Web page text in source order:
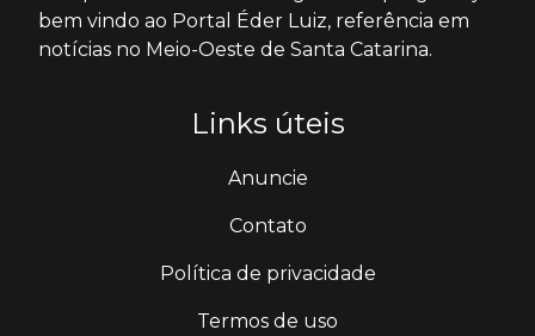
bem vindo ao Portal Éder Luiz, referência em
notícias no Meio-Oeste de Santa Catarina.
Links úteis
Anuncie
Contato
Política de privacidade
Termos de uso